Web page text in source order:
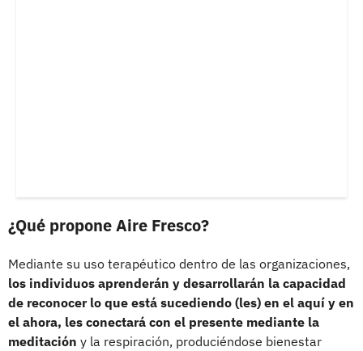
¿Qué propone Aire Fresco?
Mediante su uso terapéutico dentro de las organizaciones,
los individuos aprenderán y desarrollarán la capacidad
de reconocer lo que está sucediendo (les) en el aquí y en
el ahora, les conectará con el presente mediante la
meditación y la respiración, produciéndose bienestar